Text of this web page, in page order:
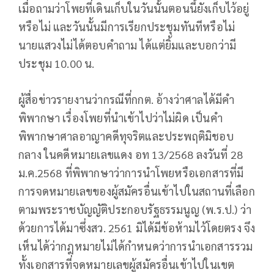
เมื่อถามว่าโพยที่เดินเก็บในวันนั้นตอนนี้ยังเก็บไว้อยู่
หรือไม่ และวันนั้นมีการเรียกประชุมทันทีหรือไม่
นายแสวงไม่ได้ตอบคำถาม ได้แต่ยิ้มและบอกว่ามี
ประชุม 10.00 น.
ผู้สื่อข่าวรายงานว่ากรณีที่กกต. อ้างว่าศาลได้มีคำ
พิพากษา เรื่องโพยที่นำเข้าไปว่าไม่ผิด เป็นคำ
พิพากษาศาลอาญาคดีทุจริตและประพฤติมิชอบ
กลาง ในคดีหมายเลขแดง อท 13/2568 ลงวันที่ 28
ม.ค.2568 ที่พิพากษาว่าการนำโพยหรือเอกสารที่มี
การจดหมายเลขของผู้สมัครอื่นเข้าไปในสถานที่เลือก
ตามพระราชบัญญัติประกอบรัฐธรรมนูญ (พ.ร.ป.) ว่า
ด้วยการได้มาซึ่งสว. 2561 มิได้มีข้อห้ามไว้โดยตรง จึง
เห็นได้ว่ากฎหมายไม่ได้กำหนดว่าการนำเอกสารรวม
ทั้งเอกสารที่จดหมายเลขผู้สมัครอื่นเข้าไปในเขต